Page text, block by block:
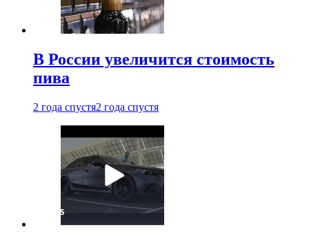
В России увеличится стоимость
пива
2 года спустя2 года спустя